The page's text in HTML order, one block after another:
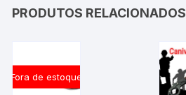
PRODUTOS RELACIONADOS
Fora de estoque